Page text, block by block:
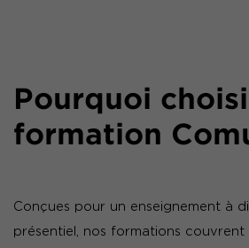
Pourquoi
formation
Conçues pour un enseignement à
présentiel, nos formations couvrent